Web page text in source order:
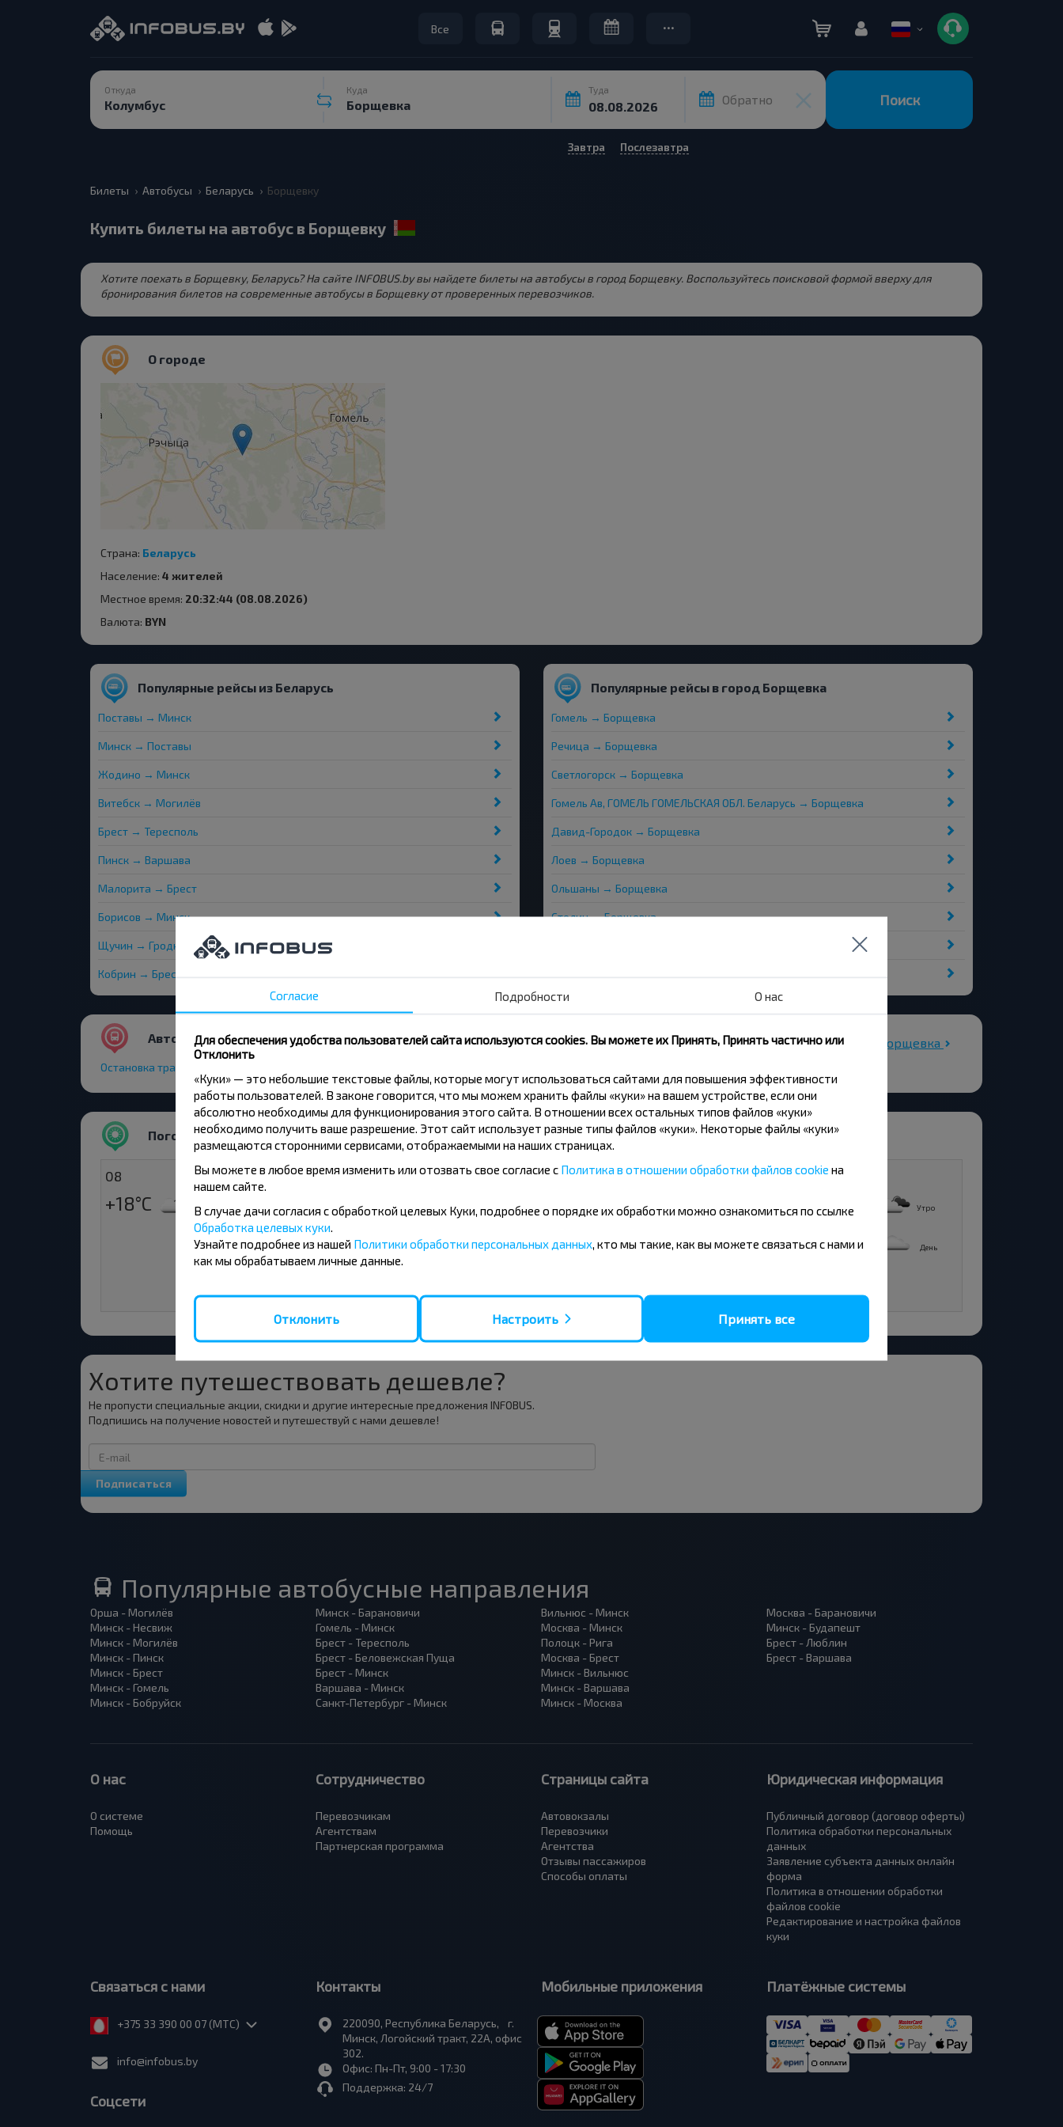
Все
Откуда Куда Туда
Обратно Поиск
Завтра Послезавтра
Билеты Автобусы Беларусь Борщевку
Купить билеты на автобус в Борщевку
Хотите поехать в Борщевку, Беларусь? На сайте INFOBUS.by вы найдете билеты на автобусы в город Борщевку. Воспользуйтесь поисковой формой вверху для
бронирования билетов на современные автобусы в Борщевку от проверенных перевозчиков.
О городе
Страна: Беларусь
Население: 4 жителей
Местное время: 20:32:44 (08.08.2026)
Валюта: BYN
Популярные рейсы из Беларусь
Поставы → Минск
Минск → Поставы
Жодино → Минск
Витебск → Могилёв
Брест → Тересполь
Пинск → Варшава
Малорита → Брест
Борисов → Минск
Щучин → Гродно
Кобрин → Брест
Популярные рейсы в город Борщевка
Гомель → Борщевка
Речица → Борщевка
Светлогорск → Борщевка
Гомель Ав, ГОМЕЛЬ ГОМЕЛЬСКАЯ ОБЛ. Беларусь → Борщевка
Давид-Городок → Борщевка
Лоев → Борщевка
Ольшаны → Борщевка
Столин → Борщевка
Автовокзалы и остановки Все автовокзалы Борщевка
Остановка транспорта
Погода
08
+18°C Вечер
09
+17°C Утро
+24°C День
10
+20°C Утро
+27°C День
11
+20°C Утро
+23°C День
12
+15°C Утро
+18°C День
13
+15°C Утро
+22°C День
Хотите путешествовать дешевле?
Не пропусти специальные акции, скидки и другие интересные предложения INFOBUS.
Подпишись на получение новостей и путешествуй с нами дешевле!
Подписаться
Популярные автобусные направления
Орша - Могилёв
Минск - Несвиж
Минск - Могилёв
Минск - Пинск
Минск - Брест
Минск - Гомель
Минск - Бобруйск
Минск - Барановичи
Гомель - Минск
Брест - Тересполь
Брест - Беловежская Пуща
Брест - Минск
Варшава - Минск
Санкт-Петербург - Минск
Вильнюс - Минск
Москва - Минск
Полоцк - Рига
Москва - Брест
Минск - Вильнюс
Минск - Варшава
Минск - Москва
Москва - Барановичи
Минск - Будапешт
Брест - Люблин
Брест - Варшава
О нас
О системе
Помощь
Сотрудничество
Перевозчикам
Агентствам
Партнерская программа
Страницы сайта
Автовокзалы
Перевозчики
Агентства
Отзывы пассажиров
Способы оплаты
Юридическая информация
Публичный договор (договор оферты)
Политика обработки персональных
данных
Заявление субъекта данных онлайн
форма
Политика в отношении обработки
файлов cookie
Редактирование и настройка файлов
куки
Связаться с нами
+375 33 390 00 07 (МТС)
info@infobus.by
Соцсети
Контакты
220090, Республика Беларусь, г.
Минск, Логойский тракт, 22А, офис
302.
Офис: Пн-Пт, 9:00 - 17:30
Поддержка: 24/7
Мобильные приложения Платёжные системы
Согласие Подробности О нас
Для обеспечения удобства пользователей сайта используются cookies. Вы можете их Принять, Принять частично или
Отклонить
«Куки» — это небольшие текстовые файлы, которые могут использоваться сайтами для повышения эффективности
работы пользователей. В законе говорится, что мы можем хранить файлы «куки» на вашем устройстве, если они
абсолютно необходимы для функционирования этого сайта. В отношении всех остальных типов файлов «куки»
необходимо получить ваше разрешение. Этот сайт использует разные типы файлов «куки». Некоторые файлы «куки»
размещаются сторонними сервисами, отображаемыми на наших страницах.
Вы можете в любое время изменить или отозвать свое согласие с Политика в отношении обработки файлов cookie на
нашем сайте.
В случае дачи согласия с обработкой целевых Куки, подробнее о порядке их обработки можно ознакомиться по ссылке
Обработка целевых куки
Узнайте подробнее из нашей Политики обработки персональных данных , кто мы такие, как вы можете связаться с нами и
как мы обрабатываем личные данные.
Отклонить Настроить Принять все